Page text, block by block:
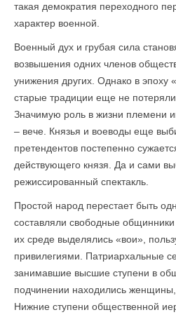
такая демократия переходного
характер военной.
Военный дух и грубая сила
возвышения одних членов
унижения других. Однако в эпоху
старые традиции еще не потеряли
Значимую роль в жизни племени
– вече. Князья и воеводы еще
претендентов постепенно
действующего князя. Да и сами
режиссированный спектакль.
Простой народ перестает быть
составляли свободные
их среде выделялись «вои»,
привилегиями. Патриархальные
занимавшие высшие ступени в
подчинении находились женщины,
Нижние ступени общественной